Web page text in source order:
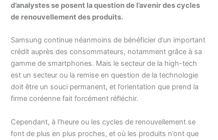
d’analystes se posent la question de l’avenir des cycles
de renouvellement des produits.
Samsung continue néanmoins de bénéficier d’un important
crédit auprès des consommateurs, notamment grâce à sa
gamme de smartphones. Mais le secteur de la high-tech
est un secteur ou la remise en question de la technologie
doit être un souci permanent, et l’orientation que prend la
firme coréenne fait forcément réfléchir.
Cependant, à l’heure ou les cycles de renouvellement se
font de plus en plus proches, et où les produits n’ont que